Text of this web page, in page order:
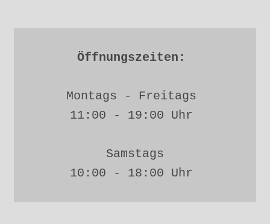
Öffnungszeiten:
Montags - Freitags
11:00 - 19:00 Uhr
Samstags
10:00 - 18:00 Uhr